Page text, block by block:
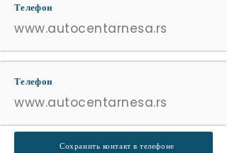
Телефон
www.autocentarnesa.rs
Телефон
www.autocentarnesa.rs
Сохранить контакт в телефоне